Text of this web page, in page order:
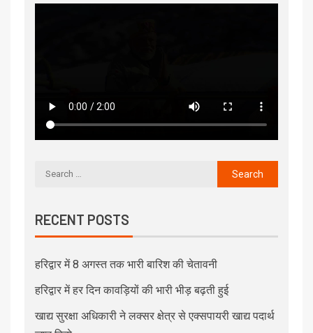
RECENT POSTS
हरिद्वार में 8 अगस्त तक भारी बारिश की चेतावनी
हरिद्वार में हर दिन कावड़ियों की भारी भीड़ बढ़ती हुई
खाद्य सुरक्षा अधिकारी ने लक्सर क्षेत्र से एक्सपायरी खाद्य पदार्थ